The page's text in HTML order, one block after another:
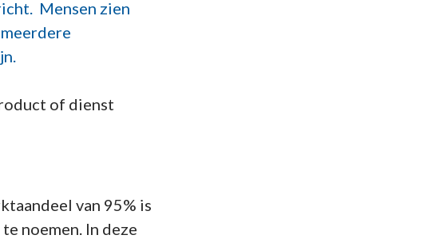
Mensen zien
of dienst
van 95% is
noemen. In deze